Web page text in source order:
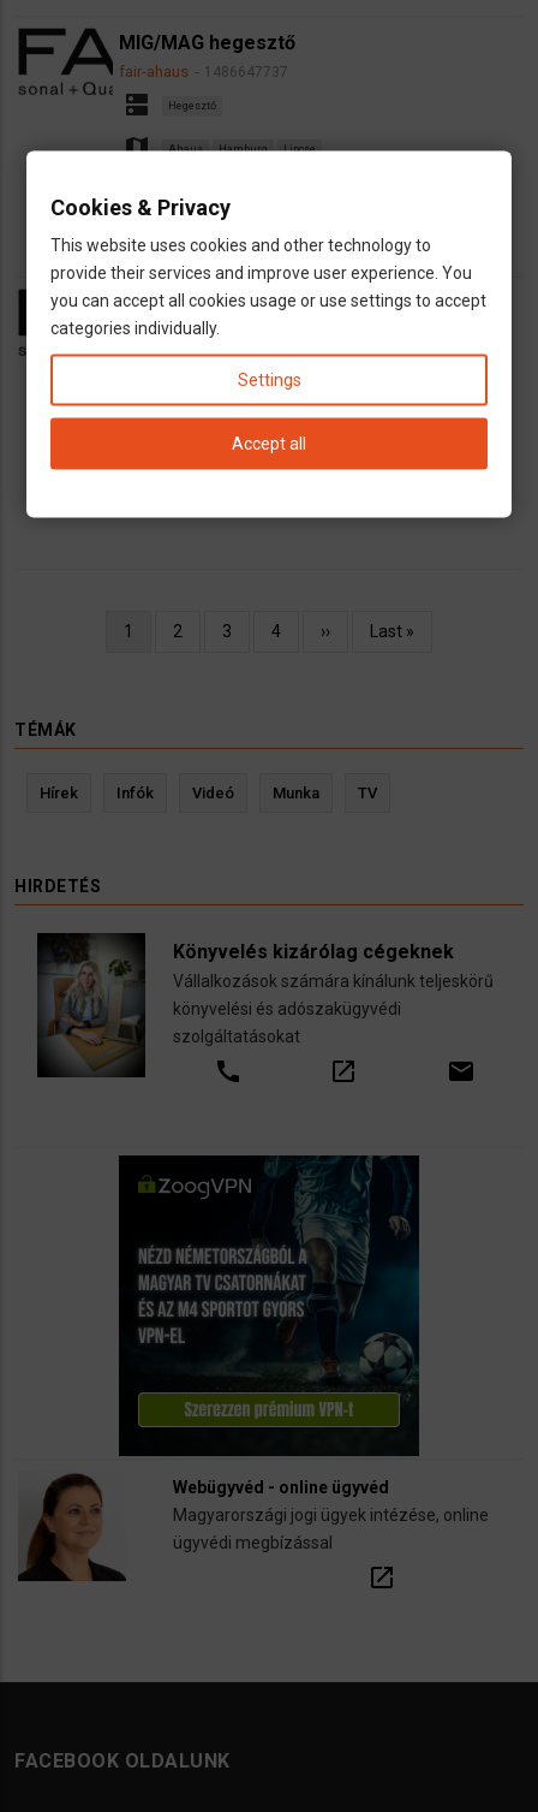
MIG/MAG hegesztő
fair-ahaus 1486647737
dns Hegesztő
map Ahaus Hamburg Lipcse
Asztalos munka Észak-Németországban,
órabér: 13-14 EUR
dns
Oldalszámozás
Jelenlegi
1 Oldal
2 Oldal
3 Oldal
4
Következő
››
Utolsó
Last »
TÉMÁK
Hírek Infók Videó Munka TV
HIRDETÉS
Könyvelés kizárólag cégeknek
Vállalkozások számára kínálunk teljeskörű
könyvelési és adószakügyvédi
szolgáltatásokat
call open_in_new email
Webügyvéd - online ügyvéd
Magyarországi jogi ügyek intézése, online
ügyvédi megbízással
open_in_new
FACEBOOK OLDALUNK
Cookies & Privacy
This website uses cookies and other technology to
provide their services and improve user experience. You
you can accept all cookies usage or use settings to accept
categories individually.
Settings
Accept all